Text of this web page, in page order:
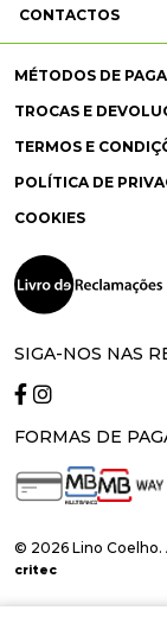
CONTACTOS
MÉTODOS DE
TROCAS E
TERMOS E
POLÍTICA DE
COOKIES
SIGA-NOS NAS
FORMAS DE
© 2026 Lino Coelho.
critec